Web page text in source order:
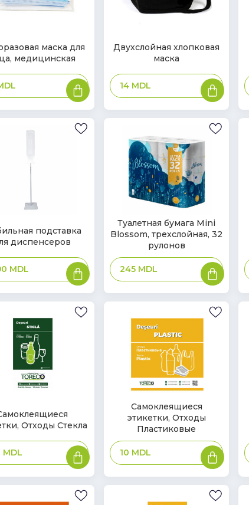
маска для
медицинская
В
корзину
В
наличии
Двухслойная хлопковая
маска
14 MDL В
корзину
подставка
диспенсеров
MDL В
корзину
наличии
Туалетная бумага Mini
Blossom, трехслойная, 32
рулонов
245 MDL В
корзину
Отходы Стекла
MDL В
корзину
наличии
Самоклеящиеся
этикетки, Отходы
Пластиковые
10 MDL В
корзину